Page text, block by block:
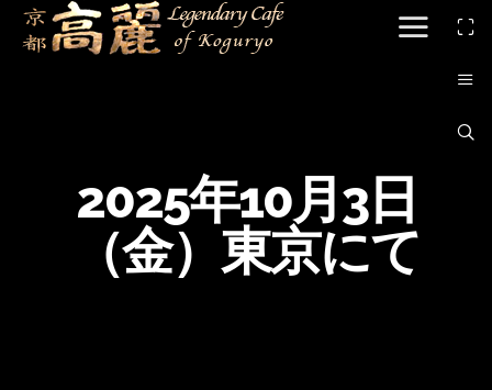
2025年10月3日
（金）東京にて